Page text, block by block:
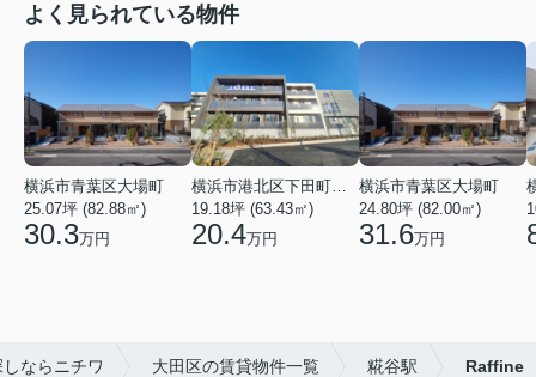
よく見られている物件
横浜市青葉区大場町
25.07坪 (82.88㎡)
30.3万円
19.18坪 (63.43㎡)
20.4万円
横浜市青葉区大場町
24.80坪 (82.00㎡)
31.6万円
ならニチワ 大田区の賃貸物件一覧 糀谷駅 Raffine